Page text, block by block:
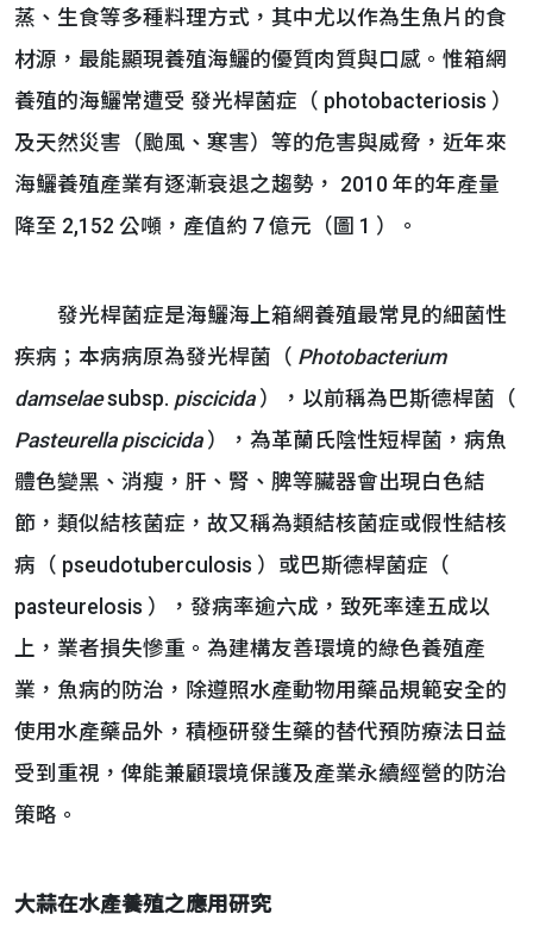
蒸、生食等多種料理方式，其中尤以作為生魚片的食
材源，最能顯現養殖海鱺的優質肉質與口感。惟箱網
養殖的海鱺常遭受 發光桿菌症（ photobacteriosis ）
及天然災害（颱風、寒害）等的危害與威脅，近年來
海鱺養殖產業有逐漸衰退之趨勢， 2010 年的年產量
降至 2,152 公噸，產值約 7 億元（圖 1 ）。
發光桿菌症是海鱺海上箱網養殖最常見的細菌性
疾病；本病病原為發光桿菌（ Photobacterium
damselaesubsp. piscicida），以前稱為巴斯德桿菌（
Pasteurella piscicida ），為革蘭氏陰性短桿菌，病魚
體色變黑、消瘦，肝、腎、脾等臟器會出現白色結
節，類似結核菌症，故又稱為類結核菌症或假性結核
病（ pseudotuberculosis ）或巴斯德桿菌症（
pasteurelosis ），發病率逾六成，致死率達五成以
上，業者損失慘重。為建構友善環境的綠色養殖產
業，魚病的防治，除遵照水產動物用藥品規範安全的
使用水產藥品外，積極研發生藥的替代預防療法日益
受到重視，俾能兼顧環境保護及產業永續經營的防治
策略。
大蒜在水產養殖之應用研究